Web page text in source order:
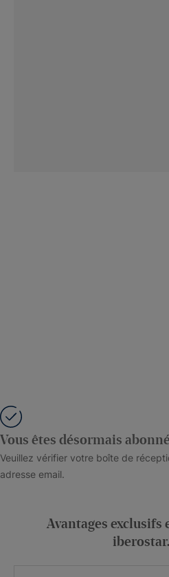
Vous êtes désormais
Veuillez vérifier votre boîte de
adresse email.
Avantages exclusifs